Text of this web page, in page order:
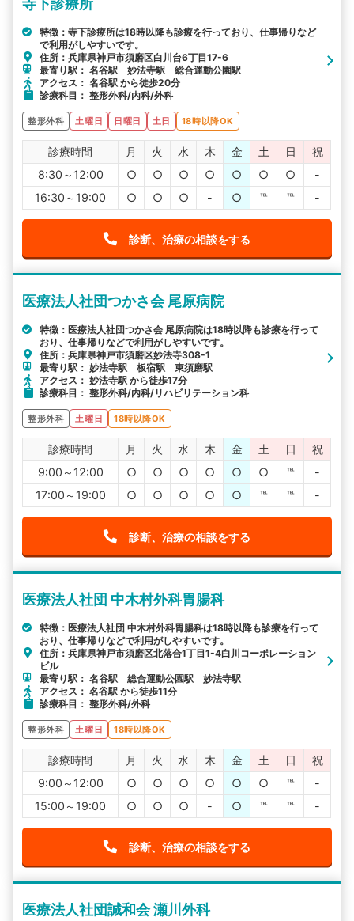
寺下診療所
特徴：寺下診療所は18時以降も診療を行っており、仕事帰りなど
で利用がしやすいです。
住所：兵庫県神戸市須磨区白川台6丁目17-6
最寄り駅： 名谷駅 妙法寺駅 総合運動公園駅
アクセス： 名谷駅 から徒歩20分
診療科目： 整形外科/内科/外科
整形外科 土曜日 日曜日 土日 18時以降OK
診療時間 月 火 水 木 金 土 日
祝
8:30～12:00
○ ○ ○ ○ ○ ○ ○
-
16:30～19:00
○ ○ ○ - ○ ℡ ℡ -
診断、治療の相談をする
医療法人社団つかさ会 尾原病院
特徴：医療法人社団つかさ会 尾原病院は18時以降も診療を行って
おり、仕事帰りなどで利用がしやすいです。
住所：兵庫県神戸市須磨区妙法寺308-1
最寄り駅： 妙法寺駅 板宿駅 東須磨駅
アクセス： 妙法寺駅 から徒歩17分
診療科目： 整形外科/内科/リハビリテーション科
整形外科 土曜日 18時以降OK
診療時間 月 火 水 木 金 土 日
祝
9:00～12:00
○ ○ ○ ○ ○ ○ ℡
-
17:00～19:00
○ ○ ○ ○ ○ ℡ ℡ -
診断、治療の相談をする
医療法人社団 中木村外科胃腸科
特徴：医療法人社団 中木村外科胃腸科は18時以降も診療を行って
おり、仕事帰りなどで利用がしやすいです。
住所：兵庫県神戸市須磨区北落合1丁目1-4白川コーポレーション
ビル
最寄り駅： 名谷駅 総合運動公園駅 妙法寺駅
アクセス： 名谷駅 から徒歩11分
診療科目： 整形外科/外科
整形外科 土曜日 18時以降OK
診療時間 月 火 水 木 金 土 日
祝
9:00～12:00
○ ○ ○ ○ ○ ○ ℡
-
15:00～19:00
○ ○ ○ - ○ ℡ ℡ -
診断、治療の相談をする
医療法人社団誠和会 瀬川外科